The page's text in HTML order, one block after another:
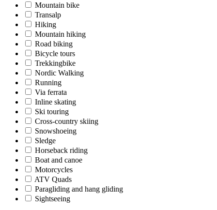
Mountain bike
Transalp
Hiking
Mountain hiking
Road biking
Bicycle tours
Trekkingbike
Nordic Walking
Running
Via ferrata
Inline skating
Ski touring
Cross-country skiing
Snowshoeing
Sledge
Horseback riding
Boat and canoe
Motorcycles
ATV Quads
Paragliding and hang gliding
Sightseeing